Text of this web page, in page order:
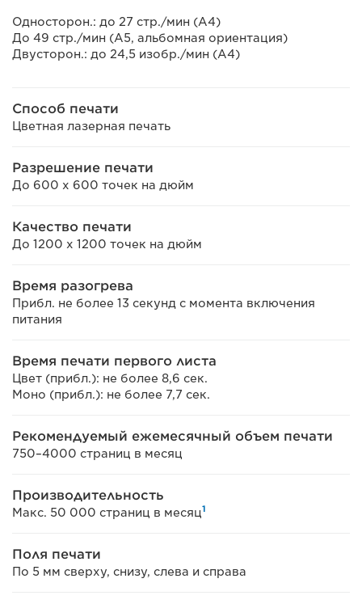
Односторон.: до 27 стр./мин (A4)
До 49 стр./мин (A5, альбомная ориентация)
Двусторон.: до 24,5 изобр./мин (A4)
Способ печати
Цветная лазерная печать
Разрешение печати
До 600 x 600 точек на дюйм
Качество печати
До 1200 х 1200 точек на дюйм
Время разогрева
Прибл. не более 13 секунд с момента включения
питания
Время печати первого листа
Цвет (прибл.): не более 8,6 сек.
Моно (прибл.): не более 7,7 сек.
Рекомендуемый ежемесячный объем печати
750–4000 страниц в месяц
Производительность
Макс. 50 000 страниц в месяц1
Поля печати
По 5 мм сверху, снизу, слева и справа